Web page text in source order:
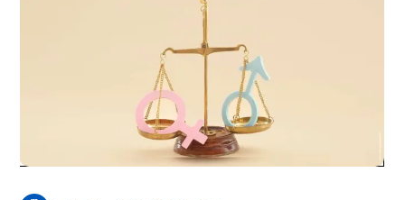
Société